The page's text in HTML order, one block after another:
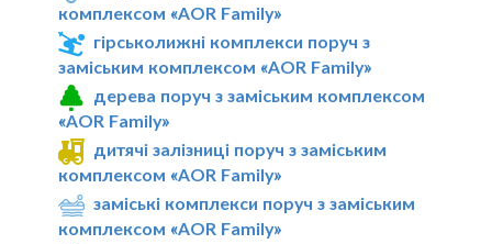
комплексом «AOR Family»
гірськолижні комплекси поруч з
заміським комплексом «AOR Family»
дерева поруч з заміським комплексом
«AOR Family»
дитячі залізниці поруч з заміським
комплексом «AOR Family»
заміські комплекси поруч з заміським
комплексом «AOR Family»